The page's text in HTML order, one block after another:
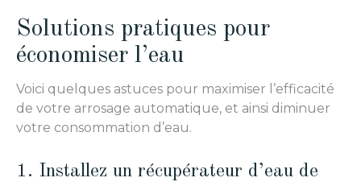
Solutions pratiques pour
économiser l’eau
Voici quelques astuces pour maximiser l’efficacité
de votre arrosage automatique, et ainsi diminuer
votre consommation d’eau.
1. Installez un récupérateur d’eau de